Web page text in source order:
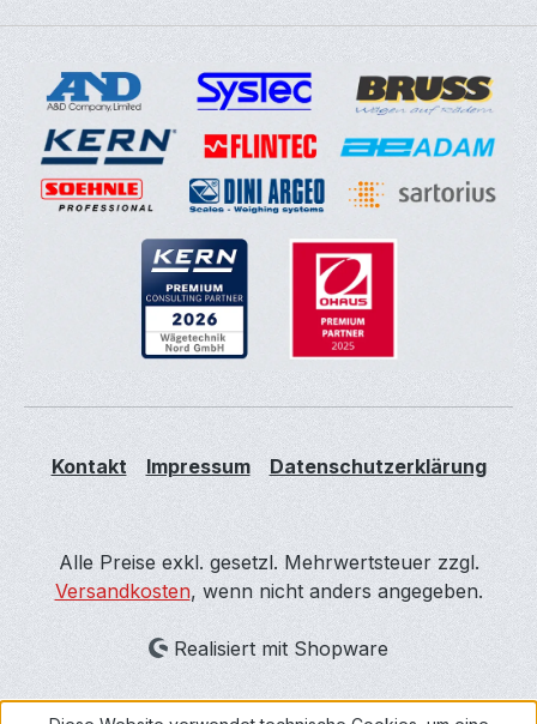
Kontakt Impressum Datenschutzerklärung
Alle Preise exkl. gesetzl. Mehrwertsteuer zzgl.
Versandkosten, wenn nicht anders angegeben.
Realisiert mit Shopware